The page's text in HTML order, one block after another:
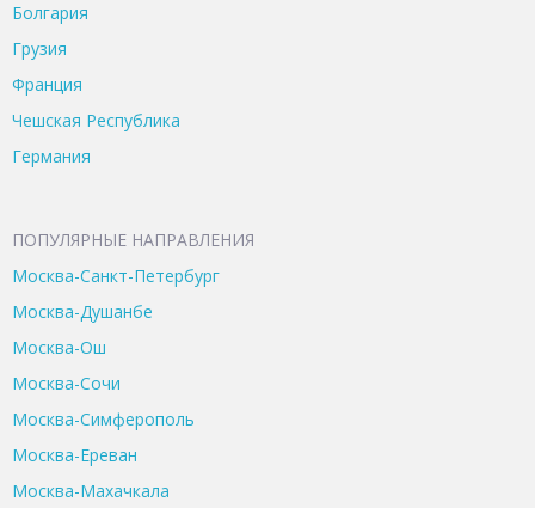
Болгария
Грузия
Франция
Чешская Республика
Германия
ПОПУЛЯРНЫЕ НАПРАВЛЕНИЯ
Москва-Санкт-Петербург
Москва-Душанбе
Москва-Ош
Москва-Сочи
Москва-Симферополь
Москва-Ереван
Москва-Махачкала